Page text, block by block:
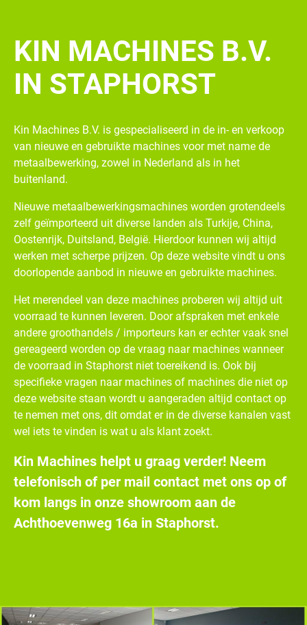
KIN MACHINES B.V.
IN STAPHORST
Kin Machines B.V. is gespecialiseerd in de in- en verkoop
van nieuwe en gebruikte machines voor met name de
metaalbewerking, zowel in Nederland als in het
buitenland.
Nieuwe metaalbewerkingsmachines worden grotendeels
zelf geïmporteerd uit diverse landen als Turkije, China,
Oostenrijk, Duitsland, België. Hierdoor kunnen wij altijd
werken met scherpe prijzen. Op deze website vindt u ons
doorlopende aanbod in nieuwe en gebruikte machines.
Het merendeel van deze machines proberen wij altijd uit
voorraad te kunnen leveren. Door afspraken met enkele
andere groothandels / importeurs kan er echter vaak snel
gereageerd worden op de vraag naar machines wanneer
de voorraad in Staphorst niet toereikend is. Ook bij
specifieke vragen naar machines of machines die niet op
deze website staan wordt u aangeraden altijd contact op
te nemen met ons, dit omdat er in de diverse kanalen vast
wel iets te vinden is wat u als klant zoekt.
Kin Machines helpt u graag verder! Neem
telefonisch of per mail contact met ons op of
kom langs in onze showroom aan de
Achthoevenweg 16a in Staphorst.